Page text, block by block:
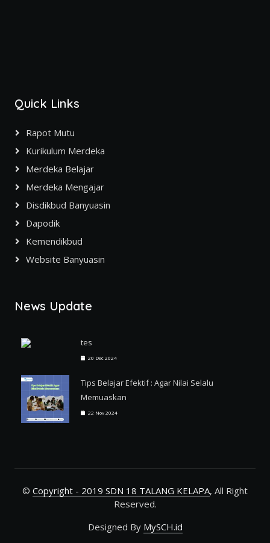
Quick Links
Rapot Mutu
Kurikulum Merdeka
Merdeka Belajar
Merdeka Mengajar
Disdikbud Banyuasin
Dapodik
Kemendikbud
Website Banyuasin
News Update
tes
20 Dec 2024
Tips Belajar Efektif : Agar Nilai Selalu
Memuaskan
22 Nov 2024
© Copyright - 2019 SDN 18 TALANG KELAPA, All Right
Reserved.
Designed By MySCH.id